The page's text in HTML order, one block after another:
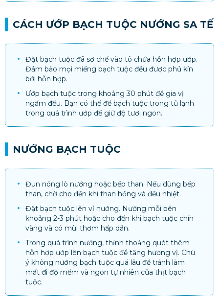
CÁCH ƯỚP BẠCH TUỘC NƯỚNG SA TẾ
Đặt bạch tuộc đã sơ chế vào tô chứa hỗn hợp ướp.
Đảm bảo mọi miếng bạch tuộc đều được phủ kín
bởi hỗn hợp.
Ướp bạch tuộc trong khoảng 30 phút để gia vị
ngấm đều. Bạn có thể để bạch tuộc trong tủ lạnh
trong quá trình ướp để giữ độ tươi ngon.
NƯỚNG BẠCH TUỘC
Đun nóng lò nướng hoặc bếp than. Nếu dùng bếp
than, chờ cho đến khi than hồng và đều nhiệt.
Đặt bạch tuộc lên vỉ nướng. Nướng mỗi bên
khoảng 2-3 phút hoặc cho đến khi bạch tuộc chín
vàng và có mùi thơm hấp dẫn.
Trong quá trình nướng, thỉnh thoảng quét thêm
hỗn hợp ướp lên bạch tuộc để tăng hương vị. Chú
ý không nướng bạch tuộc quá lâu để tránh làm
mất đi độ mềm và ngon tự nhiên của thịt bạch
tuộc.